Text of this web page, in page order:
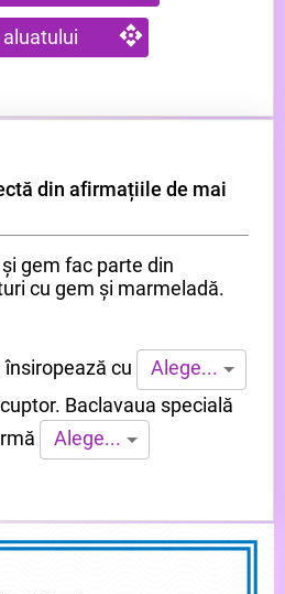
aluatului
din afirmațiile de mai
gem fac parte din
cu gem și marmeladă.
însiropează cu
Alege...
Baclavaua specială
Alege...